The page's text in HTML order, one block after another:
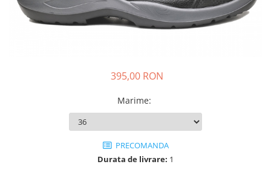
santier
Betoniere
Accesorii motocoase
Foarfece de tuns gard viu si
Masini si tractorase de tuns
395,00 RON
Marime:
PRECOMANDA
Durata de livrare: 1